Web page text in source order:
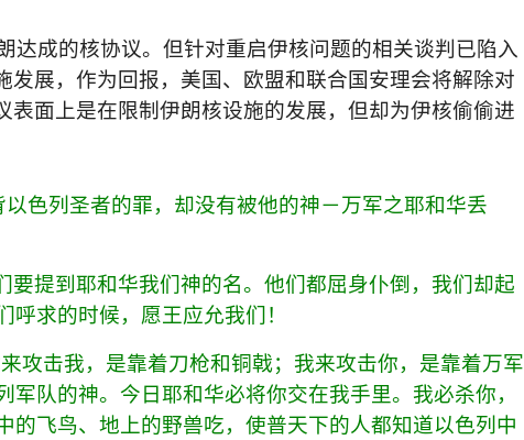
达成的核协议。但针对重启伊核问题的相关谈判已陷入
展，作为回报，美国、欧盟和联合国安理会将解除对
面上是在限制伊朗核设施的发展，但却为伊核偷偷进
色列圣者的罪，却没有被他的神－万军之耶和华丢
提到耶和华我们神的名。他们都屈身仆倒，我们却起
求的时候，愿王应允我们！
攻击我，是靠着刀枪和铜戟；我来攻击你，是靠着万军
队的神。今日耶和华必将你交在我手里。我必杀你，
的飞鸟、地上的野兽吃，使普天下的人都知道以色列中